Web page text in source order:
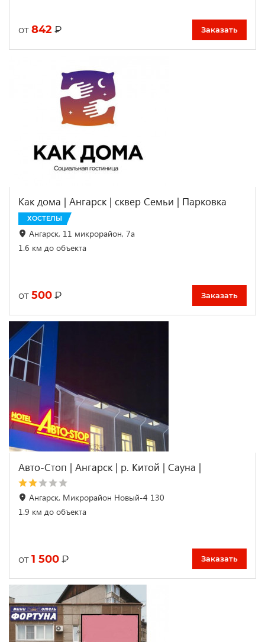
от 842 ₽ Заказать
Как дома | Ангарск | сквер Семьи | Парковка
ХОСТЕЛЫ
Ангарск, 11 микрорайон, 7а
1.6 км до объекта
от 500 ₽ Заказать
Авто-Стоп | Ангарск | р. Китой | Сауна |
Ангарск, Микрорайон Новый-4 130
1.9 км до объекта
от 1 500 ₽ Заказать